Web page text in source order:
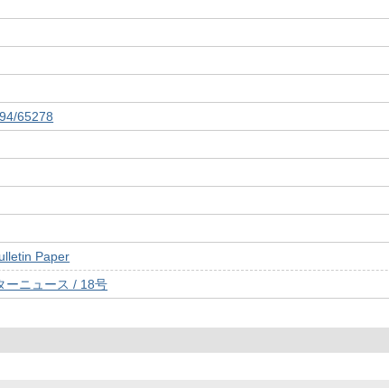
65278
Paper
ーニュース / 18号